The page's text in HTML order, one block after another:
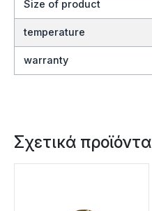
Size of product
temperature
warranty
Σχετικά προϊόντα